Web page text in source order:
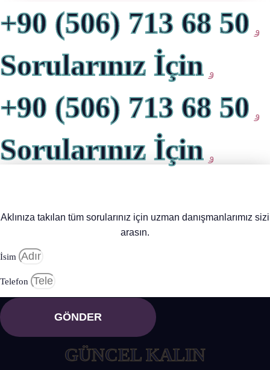
+90 (506) 713 68 50
Sorularınız İçin
+90 (506) 713 68 50
Sorularınız İçin
Aklınıza takılan tüm sorularınız için uzman danışmanlarımız sizi
arasın.
İsim
Telefon
GÖNDER
BİZİ TAKİP
EDİN
GÜNCEL KALIN